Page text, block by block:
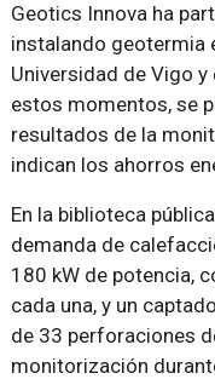
Geotics Innova ha
instalando geotermia
Universidad de Vigo y
estos momentos, se
resultados de la
indican los ahorros
En la biblioteca
demanda de
180 kW de potencia,
cada una, y un
de 33 perforaciones
monitorización